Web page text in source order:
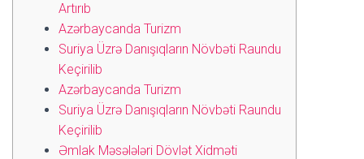
Artırıb
Azərbaycanda Turizm
Suriya Üzrə Danışıqların Növbəti Raundu
Keçirilib
Azərbaycanda Turizm
Suriya Üzrə Danışıqların Növbəti Raundu
Keçirilib
Əmlak Məsələləri Dövlət Xidməti